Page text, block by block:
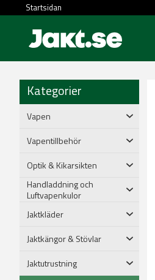
Startsidan
Kategorier
Vapen
Vapentillbehör
Optik & Kikarsikten
Handladdning och
Luftvapenkulor
Jaktkläder
Jaktkängor & Stövlar
Jaktutrustning